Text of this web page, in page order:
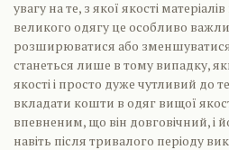
увагу на те, з якої якості
великого одягу це особливо
розширюватися або
станеться лише в тому випадку,
якості і просто дуже чутливий до
вкладати кошти в одяг вищої
впевненим, що він довговічний, і
навіть після тривалого періоду